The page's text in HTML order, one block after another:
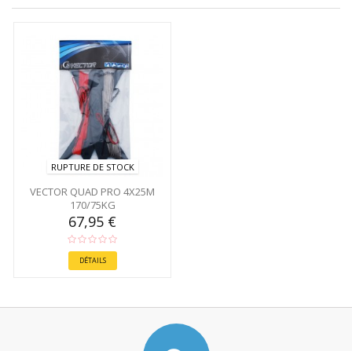
RUPTURE DE STOCK
VECTOR QUAD PRO 4X25M
170/75KG
67,95 €
DÉTAILS